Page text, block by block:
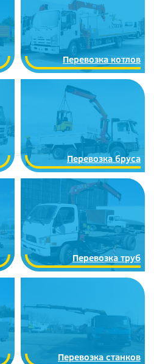
Перевозка котлов
Перевозка бруса
Перевозка труб
Перевозка станков